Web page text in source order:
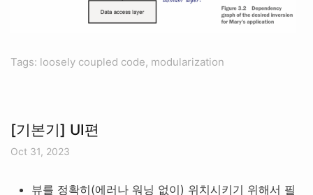
Tags: loosely coupled code, modularization
[기본기] UI편
Oct 31, 2023
뷰를 정확히(에러나 워닝 없이) 위치시키기 위해서 필